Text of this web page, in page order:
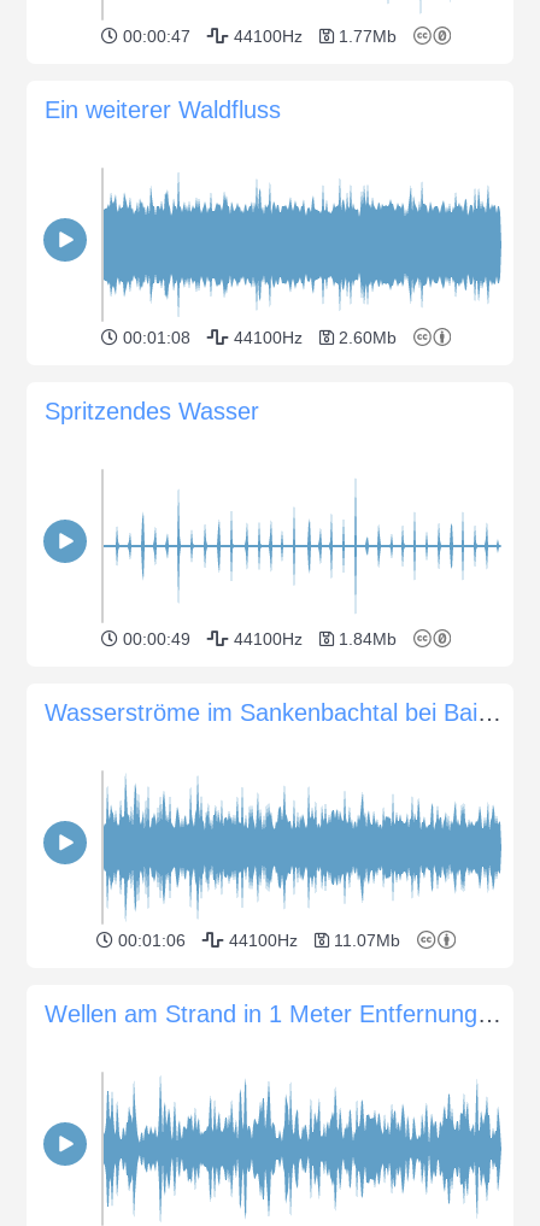
00:00:47 44100Hz 1.77Mb
Ein weiterer Waldfluss
00:01:08 44100Hz 2.60Mb
Spritzendes Wasser
00:00:49 44100Hz 1.84Mb
Wasserströme im Sankenbachtal bei Baiersbronn
00:01:06 44100Hz 11.07Mb
Wellen am Strand in 1 Meter Entfernung vom Kiesstrand